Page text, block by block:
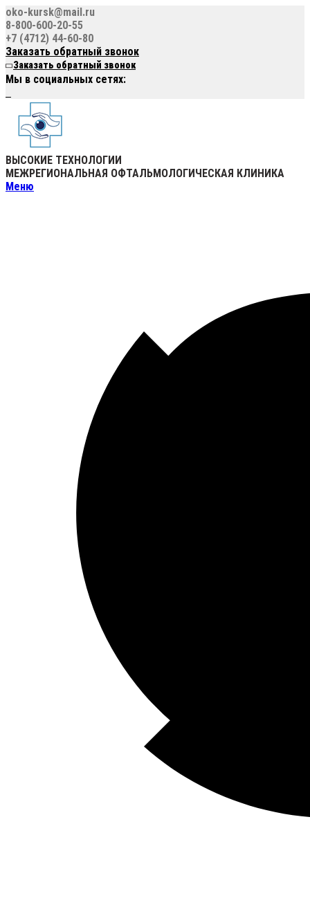
oko-kursk@mail.ru
8-800-600-20-55
+7 (4712) 44-60-80
Заказать обратный звонок
Заказать обратный звонок
Мы в социальных сетях:
ВЫСОКИЕ ТЕХНОЛОГИИ
МЕЖРЕГИОНАЛЬНАЯ ОФТАЛЬМОЛОГИЧЕСКАЯ КЛИНИКА
Меню